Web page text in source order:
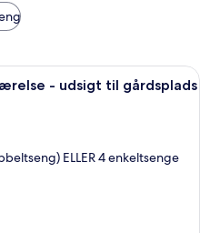
Et værelse med to enkeltsenge,
- udsigt til gårdsplads
ELLER 4 enkeltsenge